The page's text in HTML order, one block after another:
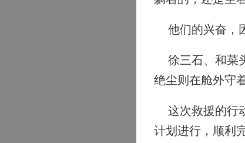
他们的兴奋，
徐三石、和菜
绝尘则在舱外守
这次救援的行
计划进行，顺利